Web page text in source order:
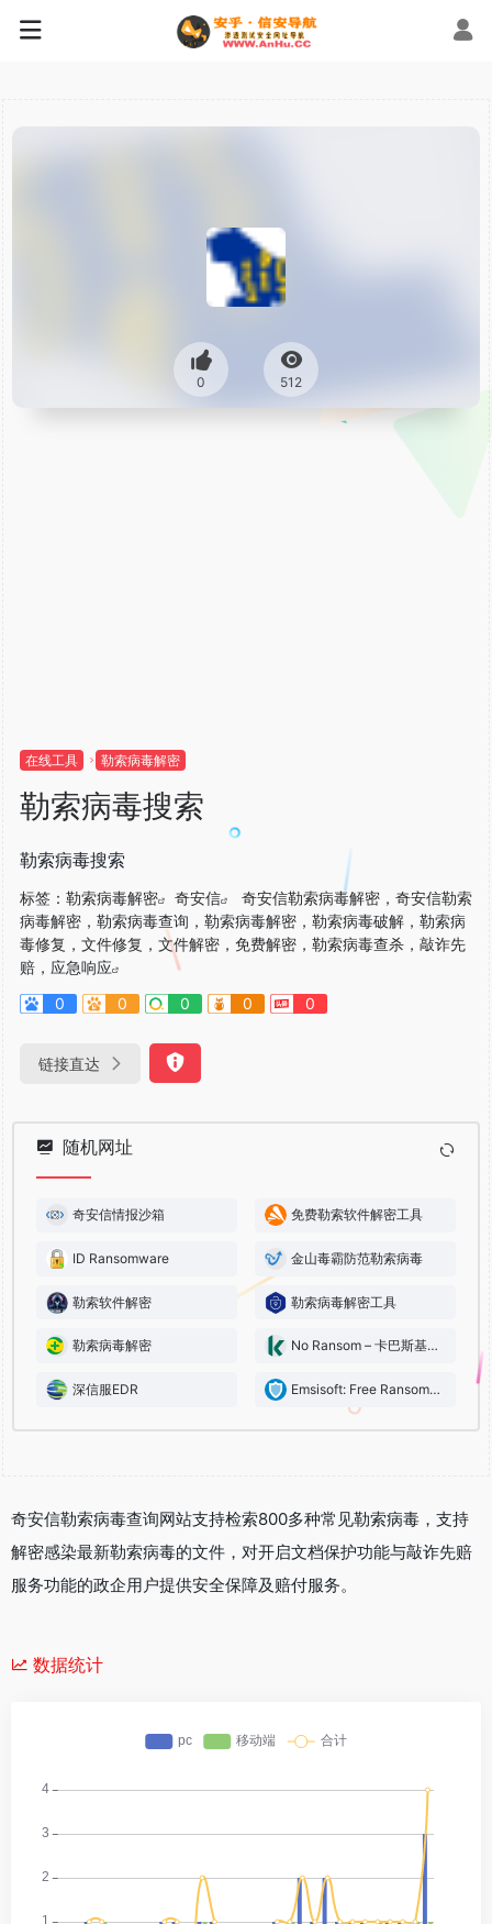
0 512
在线工具 勒索病毒解密
勒索病毒搜索
勒索病毒搜索
标签： 勒索病毒解密 奇安信
奇安信勒索病毒解密，奇安信勒索
病毒解密，勒索病毒查询，勒索病毒解密，勒索病毒破解，勒索病
毒修复，文件修复，文件解密，免费解密，勒索病毒查杀，敲诈先
赔，应急响应
0
0 0 0 0
链接直达
随机网址
奇安信情报沙箱 免费勒索软件解密工具
ID Ransomware 金山毒霸防范勒索病毒
勒索软件解密 勒索病毒解密工具
勒索病毒解密 No Ransom – 卡巴斯基勒索解密器
深信服EDR Emsisoft: Free Ransomware Decryption Tools
奇安信勒索病毒查询网站支持检索800多种常见勒索病毒，支持
解密感染最新勒索病毒的文件，对开启文档保护功能与敲诈先赔
服务功能的政企用户提供安全保障及赔付服务。
数据统计